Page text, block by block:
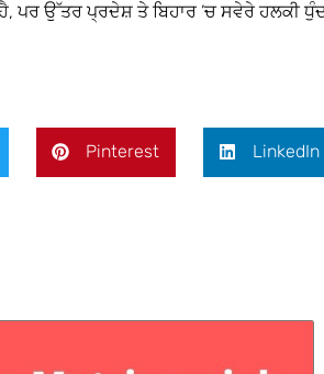
ਪਰ ਉੱਤਰ ਪ੍ਰਦੇਸ਼ ਤੇ ਬਿਹਾਰ ’ਚ ਸਵੇਰੇ ਹਲਕੀ
Pinterest LinkedIn